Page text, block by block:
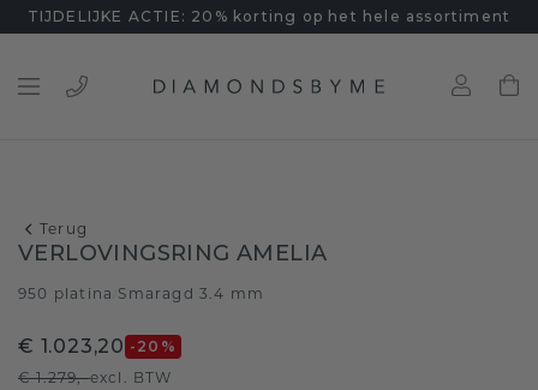
TIJDELIJKE ACTIE: 20% korting op het hele assortiment
Terug
VERLOVINGSRING AMELIA
950 platina Smaragd 3.4 mm
€ 1.023,20 -20 %
€ 1.279,-excl. BTW